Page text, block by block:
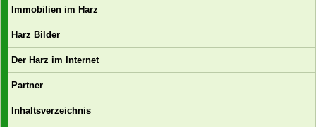
Immobilien im Harz
Harz Bilder
Der Harz im Internet
Partner
Inhaltsverzeichnis